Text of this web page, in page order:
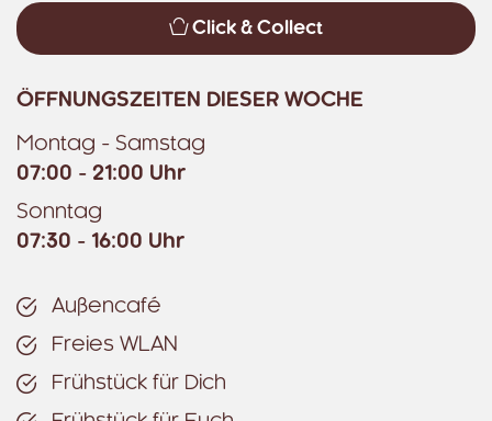
Click & Collect
ÖFFNUNGSZEITEN DIESER WOCHE
Montag - Samstag
07:00 - 21:00 Uhr
Sonntag
07:30 - 16:00 Uhr
Außencafé
Freies WLAN
Frühstück für Dich